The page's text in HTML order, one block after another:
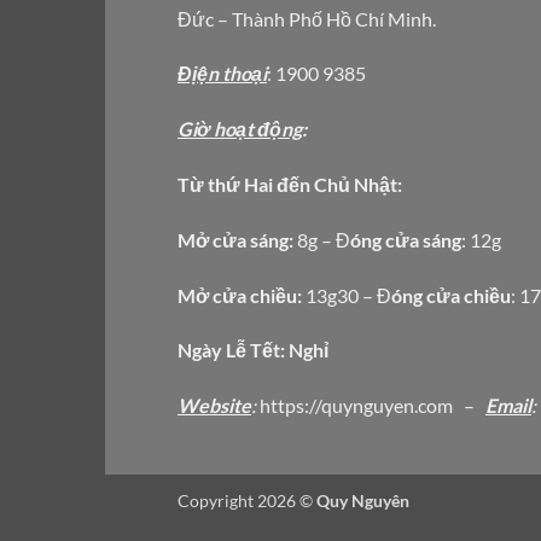
Đức – Thành Phố Hồ Chí Minh.
Địện thoại: 1900 9385
Giờ hoạt động:
Từ thứ Hai đến Chủ Nhật:
Mở cửa sáng: 8g – Đóng cửa sáng: 12g
Mở cửa chiều: 13g30 – Đóng cửa chiều:
Ngày Lễ Tết: Nghỉ
Website:https://quynguyen.com – Email:
Copyright 2026 ©Quy Nguyên